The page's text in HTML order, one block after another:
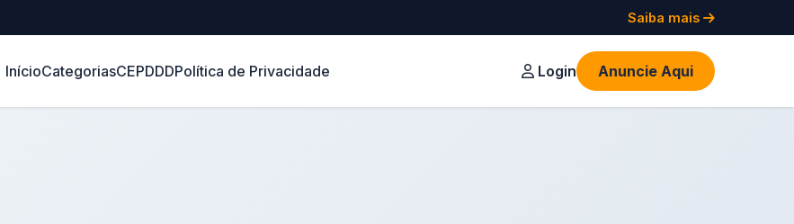
Saiba mais
InícioCategoriasCEPDDDPolítica de Privacidade Login Anuncie Aqui